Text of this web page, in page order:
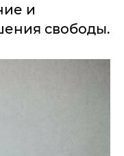
и
свободы.